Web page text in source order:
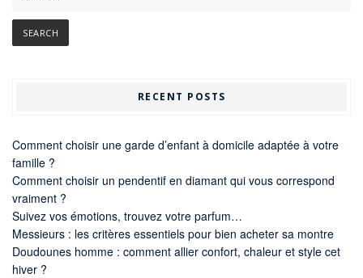
RECENT POSTS
Comment choisir une garde d’enfant à domicile adaptée à votre
famille ?
Comment choisir un pendentif en diamant qui vous correspond
vraiment ?
Suivez vos émotions, trouvez votre parfum…
Messieurs : les critères essentiels pour bien acheter sa montre
Doudounes homme : comment allier confort, chaleur et style cet
hiver ?